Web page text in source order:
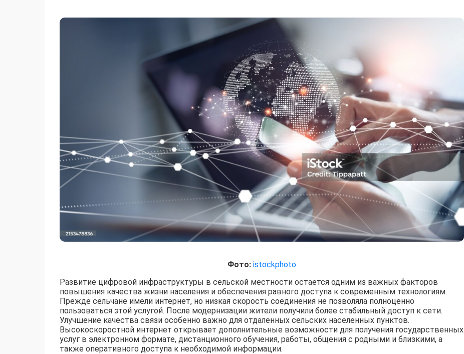
Фото: istockphoto
Развитие цифровой инфраструктуры в сельской местности остается одним из важных факторов
повышения качества жизни населения и обеспечения равного доступа к современным технологиям.
Прежде сельчане имели интернет, но низкая скорость соединения не позволяла полноценно
пользоваться этой услугой. После модернизации жители получили более стабильный доступ к сети.
Улучшение качества связи особенно важно для отдаленных сельских населенных пунктов.
Высокоскоростной интернет открывает дополнительные возможности для получения государственных
услуг в электронном формате, дистанционного обучения, работы, общения с родными и близкими, а
также оперативного доступа к необходимой информации.